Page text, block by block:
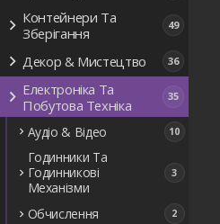
Контейнери Та
Зберігання
49
Декор & Мистецтво 36
Електроніка Та
Побутова Техніка
35
Аудіо & Відео 10
Годинники Та
Годинникові
Механізми
3
Обчислення 2